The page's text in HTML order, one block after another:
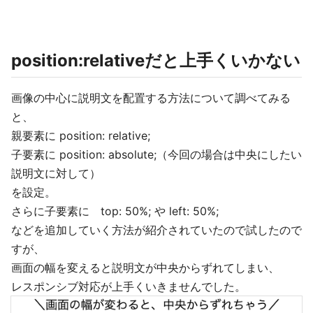
position:relativeだと上手くいかない
画像の中心に説明文を配置する方法について調べてみる
と、
親要素に position: relative;
子要素に position: absolute;（今回の場合は中央にしたい
説明文に対して）
を設定。
さらに子要素に top: 50%; や left: 50%;
などを追加していく方法が紹介されていたので試したので
すが、
画面の幅を変えると説明文が中央からずれてしまい、
レスポンシブ対応が上手くいきませんでした。